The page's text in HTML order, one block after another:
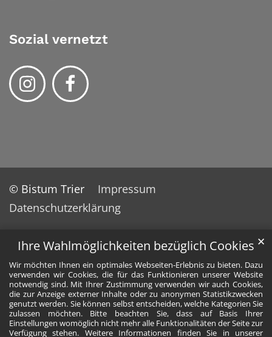
Ihre Wahlmöglichkeiten bezüglich Cookies
Wir möchten Ihnen ein optimales Webseiten-Erlebnis zu bieten. Dazu
verwenden wir Cookies, die für das Funktionieren unserer Website
notwendig sind. Mit Ihrer Zustimmung verwenden wir auch Cookies,
die zur Anzeige externer Inhalte oder zu anonymen Statistikzwecken
genutzt werden. Sie können selbst entscheiden, welche Kategorien Sie
zulassen möchten. Bitte beachten Sie, dass auf Basis Ihrer
Einstellungen womöglich nicht mehr alle Funktionalitäten der Seite zur
Verfügung stehen. Weitere Informationen finden Sie in unserer
✕
Sozial vernetzt
© Bistum Trier
Impressum
Datenschutzerklärung